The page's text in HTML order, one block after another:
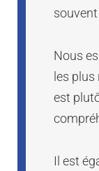
Nous
les plus
est
Il est